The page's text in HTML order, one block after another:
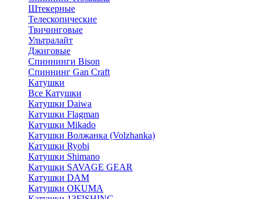
Штекерные
Телескопические
Твичинговые
Ультралайт
Джиговые
Спиннинги Bison
Спиннинг Gan Craft
Катушки
Все Катушки
Катушки Daiwa
Катушки Flagman
Катушки Mikado
Катушки Волжанка (Volzhanka)
Катушки Ryobi
Катушки Shimano
Катушки SAVAGE GEAR
Катушки DAM
Катушки OKUMA